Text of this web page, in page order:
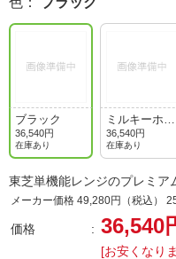
ブラック
36,540円
在庫あり
ミルキーホワ
イト
36,540円
在庫あり
東芝単機能レンジのプレミ
メーカー価格 49,280円（税込）
価格 36,540
[お安くなり